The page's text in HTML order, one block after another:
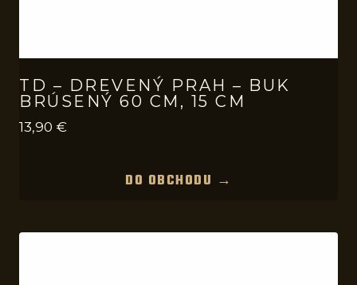
TD – DREVENÝ PRAH – BUK
BRÚSENÝ 60 CM, 15 CM
13,90 €
DO OBCHODU →